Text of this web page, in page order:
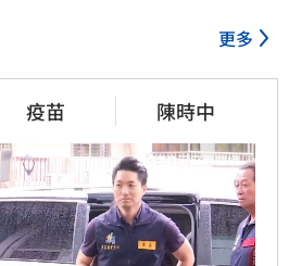
更多
疫苗 陳時中